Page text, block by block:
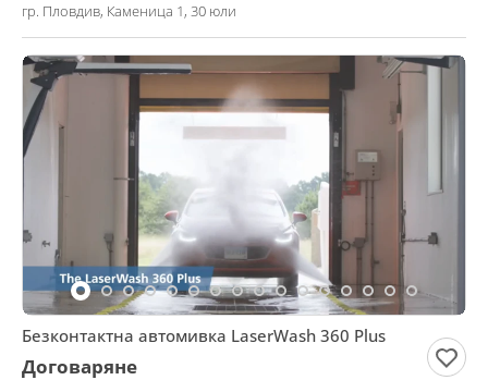
гр. Пловдив, Каменица 1, 30 юли
Безконтактна автомивка LaserWash 360 Plus
Договаряне